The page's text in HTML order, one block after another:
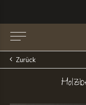
Zurück